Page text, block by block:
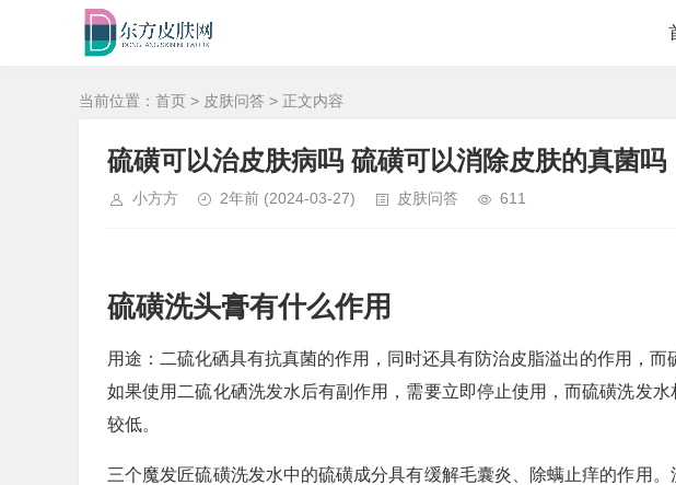
当前位置： 首页 > 皮肤问答 > 正文内容
硫磺可以治皮肤病吗 硫磺可以消除皮肤的真菌吗
小方方 2年前 (2024-03-27) 皮肤问答 611
硫磺洗头膏有什么作用
用途：二硫化硒具有抗真菌的作用，同时还具有防治皮脂溢出的作用，而
如果使用二硫化硒洗发水后有副作用，需要立即停止使用，而硫磺洗发
较低。
三个魔发匠硫磺洗发水中的硫磺成分具有缓解毛囊炎、除螨止痒的作用